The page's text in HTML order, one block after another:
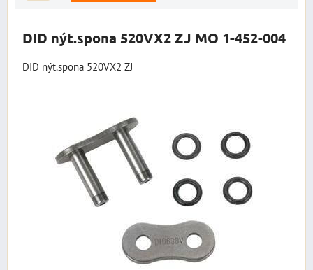
DID nýt.spona 520VX2 ZJ MO 1-452-004
DID nýt.spona 520VX2 ZJ